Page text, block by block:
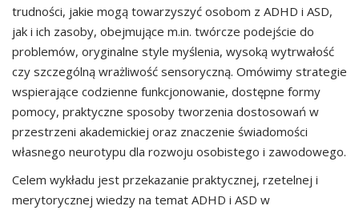
trudności, jakie mogą towarzyszyć osobom z ADHD i ASD,
jak i ich zasoby, obejmujące m.in. twórcze podejście do
problemów, oryginalne style myślenia, wysoką wytrwałość
czy szczególną wrażliwość sensoryczną. Omówimy strategie
wspierające codzienne funkcjonowanie, dostępne formy
pomocy, praktyczne sposoby tworzenia dostosowań w
przestrzeni akademickiej oraz znaczenie świadomości
własnego neurotypu dla rozwoju osobistego i zawodowego.
Celem wykładu jest przekazanie praktycznej, rzetelnej i
merytorycznej wiedzy na temat ADHD i ASD w